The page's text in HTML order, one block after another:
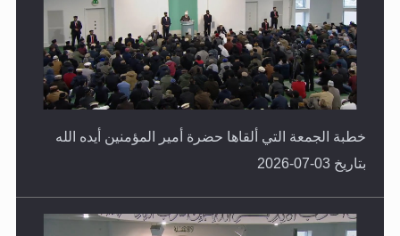
خطبة الجمعة التي ألقاها حضرة أمير المؤمنين أيده الله
بتاريخ 03-07-2026